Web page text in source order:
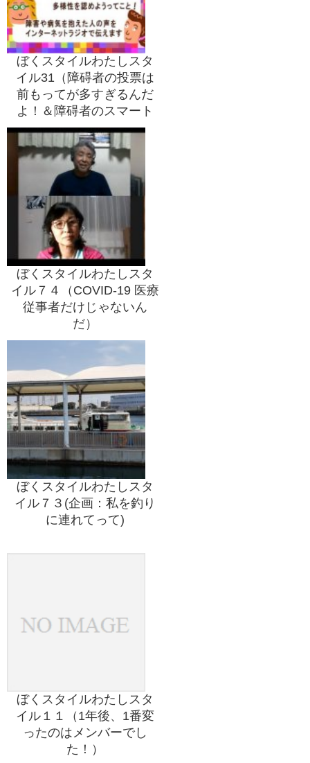
ぼくスタイルわたしスタ
イル31（障碍者の投票は
前もってが多すぎるんだ
よ！＆障碍者のスマート
フォン）
ぼくスタイルわたしスタ
イル７４（COVID-19 医療
従事者だけじゃないん
だ）
ぼくスタイルわたしスタ
イル７３(企画：私を釣り
に連れてって)
ぼくスタイルわたしスタ
イル１１（1年後、1番変
ったのはメンバーでし
た！）